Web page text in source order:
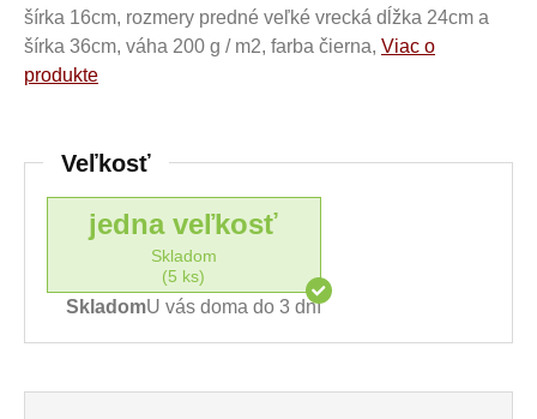
šírka 16cm, rozmery predné veľké vrecká dĺžka 24cm a
šírka 36cm, váha 200 g / m2, farba čierna, Viac o
produkte
Veľkosť
jedna veľkosť
Skladom
(5 ks)
SkladomU vás doma do 3 dní